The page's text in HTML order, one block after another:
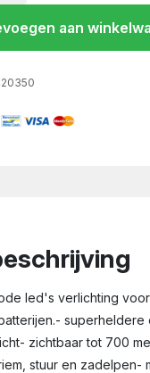
aan
led's verlichting
superheldere
zichtbaar tot 700
stuur en zadelpen-